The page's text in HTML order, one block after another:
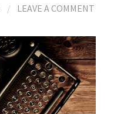
/ LEAVE A COMMENT